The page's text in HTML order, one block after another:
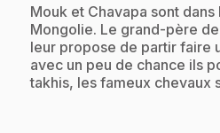
.Mouk et Chavapa sont
Mongolie. Le grand-père
leur propose de partir faire
avec un peu de chance ils
takhis, les fameux chevaux